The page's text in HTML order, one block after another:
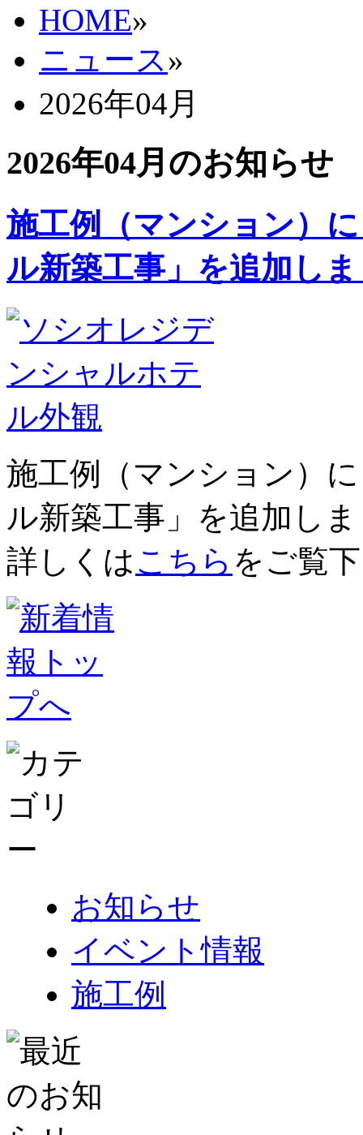
HOME»
ニュース»
2026年04月
2026年04月のお知らせ
施工例（マンション）
ル新築工事」を追加し
施工例（マンション）
ル新築工事」を追加し
詳しくはこちら をご覧
お知らせ
イベント情報
施工例